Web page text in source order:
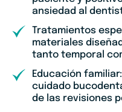
ansiedad al
Tratamientos
materiales
tanto temporal
Educación
cuidado
de las revisiones